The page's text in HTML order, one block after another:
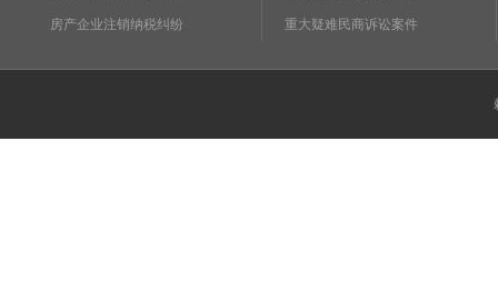
房产企业注销纳税纠纷 重大疑难民商诉讼案件